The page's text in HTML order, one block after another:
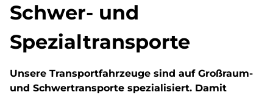
Schwer- und
Spezialtransporte
Unsere Transportfahrzeuge sind auf Großraum-
und Schwertransporte spezialisiert. Damit